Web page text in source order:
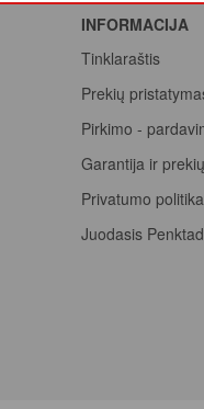
INFORMACIJA
Tinklaraštis
Prekių
Pirkimo -
Garantija ir
Privatumo politika
Juodasis